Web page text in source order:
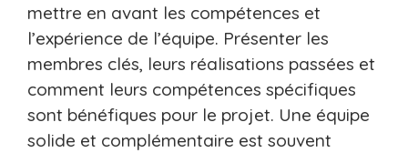
mettre en avant les compétences et
l’expérience de l’équipe. Présenter les
membres clés, leurs réalisations passées et
comment leurs compétences spécifiques
sont bénéfiques pour le projet. Une équipe
solide et complémentaire est souvent